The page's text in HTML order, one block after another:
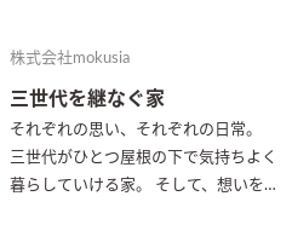
株式会社mokusia
三世代を継なぐ家
それぞれの思い、それぞれの日常。
三世代がひとつ屋根の下で気持ちよく
暮らしていける家。 そして、想いを